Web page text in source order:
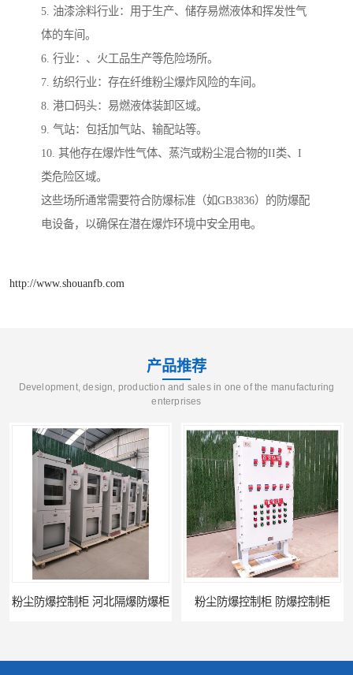
5. 油漆涂料行业：用于生产、储存易燃液体和挥发性气
体的车间。
6. 行业：、火工品生产等危险场所。
7. 纺织行业：存在纤维粉尘爆炸风险的车间。
8. 港口码头：易燃液体装卸区域。
9. 气站：包括加气站、输配站等。
10. 其他存在爆炸性气体、蒸汽或粉尘混合物的II类、I
类危险区域。
这些场所通常需要符合防爆标准（如GB3836）的防爆配
电设备，以确保在潜在爆炸环境中安全用电。
http://www.shouanfb.com
产品推荐
Development, design, production and sales in one of the manufacturing
enterprises
柜 河北隔爆防爆柜 粉尘防爆控制柜 防爆控制柜